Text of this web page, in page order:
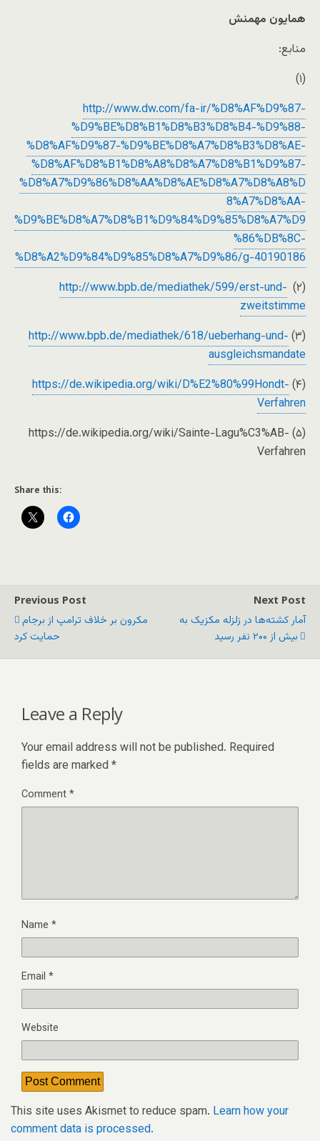
همایون مهمنش
منابع:
(۱)
http://www.dw.com/fa-ir/%D8%AF%D9%87-
%D9%BE%D8%B1%D8%B3%D8%B4-%D9%88-
%D8%AF%D9%87-%D9%BE%D8%A7%D8%B3%D8%AE-
%D8%AF%D8%B1%D8%A8%D8%A7%D8%B1%D9%87-
%D8%A7%D9%86%D8%AA%D8%AE%D8%A7%D8%A8%D
8%A7%D8%AA-
%D9%BE%D8%A7%D8%B1%D9%84%D9%85%D8%A7%D9
%86%DB%8C-
%D8%A2%D9%84%D9%85%D8%A7%D9%86/g-40190186
(۲)
http://www.bpb.de/mediathek/599/erst-und-
zweitstimme
(۳)
http://www.bpb.de/mediathek/618/ueberhang-und-
ausgleichsmandate
(۴)
https://de.wikipedia.org/wiki/D%E2%80%99Hondt-
Verfahren
(۵) https://de.wikipedia.org/wiki/Sainte-Lagu%C3%AB-
Verfahren
Share this:
Previous Post
مکرون بر خلاف ترامپ از برجام
حمایت کرد
Next Post
آمار کشته‌ها در زلزله مکزیک به
بیش از ۲۰۰ نفر رسید
Leave a Reply
Your email address will not be published. Required
fields are marked *
Comment*
Name *
Email *
Website
This site uses Akismet to reduce spam. Learn how your
comment data is processed.